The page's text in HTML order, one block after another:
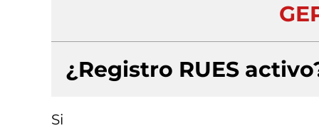
¿Registro RUES
Si